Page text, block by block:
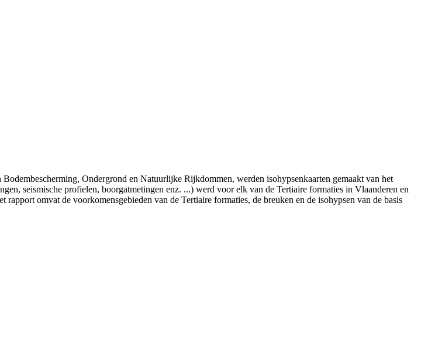
Ondergrond en Natuurlijke Rijkdommen, werden isohypsenkaarten gemaakt van het
seismische profielen, boorgatmetingen enz. ...) werd voor elk van de Tertiaire formaties in Vlaanderen en
omvat de voorkomensgebieden van de Tertiaire formaties, de breuken en de isohypsen van de basis